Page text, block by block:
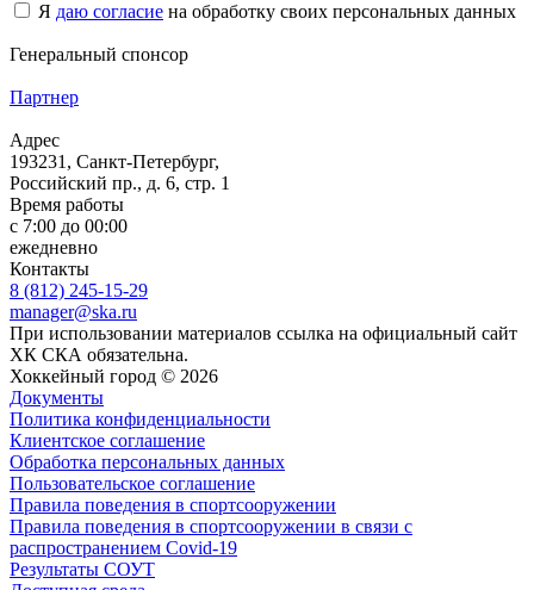
Я даю согласие на обработку своих персональных данных
Генеральный спонсор
Партнер
Адрес
193231, Санкт-Петербург,
Российский пр., д. 6, стр. 1
Время работы
с 7:00 до 00:00
ежедневно
Контакты
8 (812) 245-15-29
manager@ska.ru
При использовании материалов ссылка на официальный сайт
ХК СКА обязательна.
Хоккейный город © 2026
Документы
Политика конфиденциальности
Клиентское соглашение
Обработка персональных данных
Пользовательское соглашение
Правила поведения в спортсооружении
Правила поведения в спортсооружении в связи с
распространением Covid-19
Результаты СОУТ